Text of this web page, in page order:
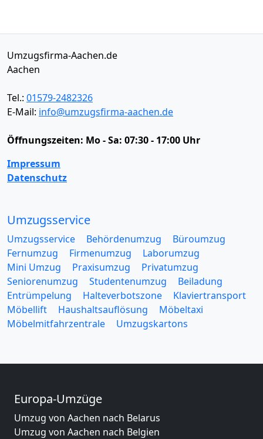
Umzugsfirma-Aachen.de
Aachen
Tel.: 01579-2482326
E-Mail: info@umzugsfirma-aachen.de
Öffnungszeiten: Mo - Sa: 07:30 - 17:00 Uhr
Impressum
Datenschutz
Umzugsservice
Umzugsservice Behördenumzug
Büroumzug
Fernumzug
Firmenumzug
Laborumzug
Mini Umzug
Praxisumzug
Privatumzug
Seniorenumzug
Studentenumzug
Beiladung
Entrümpelung
Halteverbotszone
Klaviertransport
Möbellift
Haushaltsauflösung
Möbeltaxi
Möbelmitfahrzentrale
Umzugskartons
Europa-Umzüge
Umzug von Aachen nach Belarus
Umzug von Aachen nach Belgien